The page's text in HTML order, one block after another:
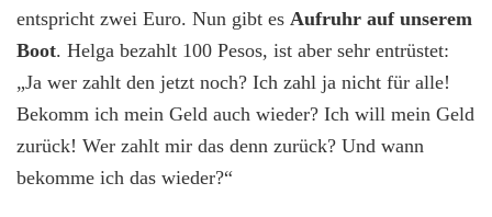
entspricht zwei Euro. Nun gibt es Aufruhr auf unserem
Boot. Helga bezahlt 100 Pesos, ist aber sehr entrüstet:
„Ja wer zahlt den jetzt noch? Ich zahl ja nicht für alle!
Bekomm ich mein Geld auch wieder? Ich will mein Geld
zurück! Wer zahlt mir das denn zurück? Und wann
bekomme ich das wieder?“